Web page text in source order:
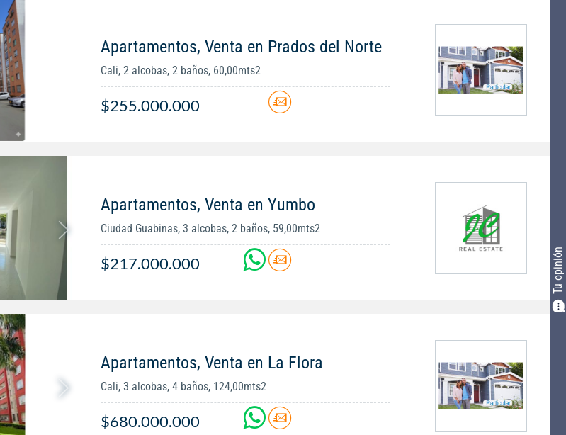
Tu opinión
Apartamentos, Venta en Prados del Norte
Cali, 2 alcobas, 2 baños, 60,00mts2
$255.000.000
Apartamentos, Venta en Yumbo
Ciudad Guabinas, 3 alcobas, 2 baños, 59,00mts2
$217.000.000
Apartamentos, Venta en La Flora
Cali, 3 alcobas, 4 baños, 124,00mts2
$680.000.000